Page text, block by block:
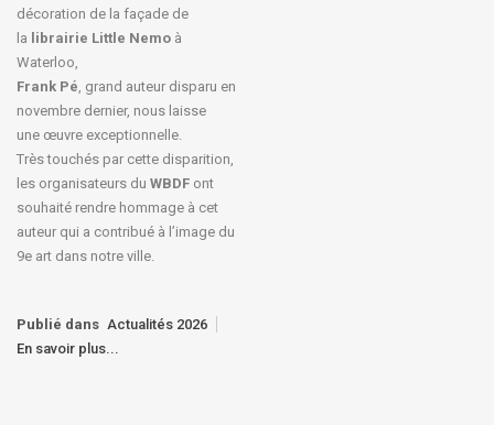
décoration de la façade de
la librairie Little Nemo à
Waterloo,
Frank Pé, grand auteur disparu en
novembre dernier, nous laisse
une œuvre exceptionnelle.
Très touchés par cette disparition,
les organisateurs du WBDF ont
souhaité rendre hommage à cet
auteur qui a contribué à l’image du
9e art dans notre ville.
Publié dans Actualités 2026
En savoir plus...